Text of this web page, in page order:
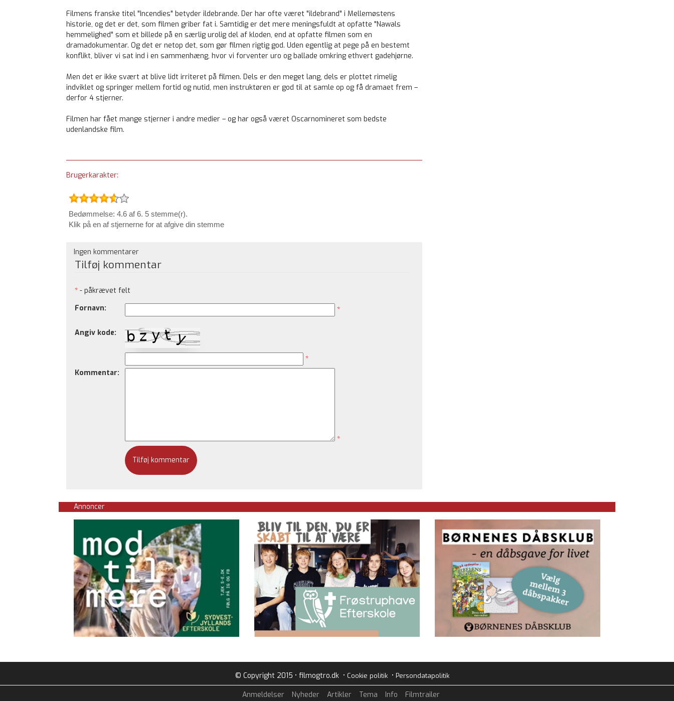
Filmens franske titel "Incendies" betyder ildebrande. Der har ofte været "ildebrand" i Mellemøstens
historie, og det er det, som filmen griber fat i. Samtidig er det mere meningsfuldt at opfatte "Nawals
hemmelighed" som et billede på en særlig urolig del af kloden, end at opfatte filmen som en
dramadokumentar. Og det er netop det, som gør filmen rigtig god. Uden egentlig at pege på en bestemt
konflikt, bliver vi sat ind i en sammenhæng, hvor vi forventer uro og ballade omkring ethvert gadehjørne.
Men det er ikke svært at blive lidt irriteret på filmen. Dels er den meget lang, dels er plottet rimelig
indviklet og springer mellem fortid og nutid, men instruktøren er god til at samle op og få dramaet frem –
derfor 4 stjerner.
Filmen har fået mange stjerner i andre medier – og har også været Oscarnomineret som bedste
udenlandske film.
Brugerkarakter:
Bedømmelse: 4.6 af 6. 5 stemme(r).
Klik på en af stjernerne for at afgive din stemme
Ingen kommentarer
Tilføj kommentar
* - påkrævet felt
Fornavn:
*
Angiv kode:
*
Kommentar:
*
Annoncer
© Copyright 2015 • filmogtro.dk • Cookie politik• Persondatapolitik
Anmeldelser Nyheder Artikler Tema Info Filmtrailer